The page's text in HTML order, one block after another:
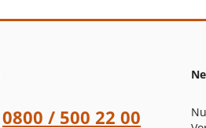
0800 / 500 22 00